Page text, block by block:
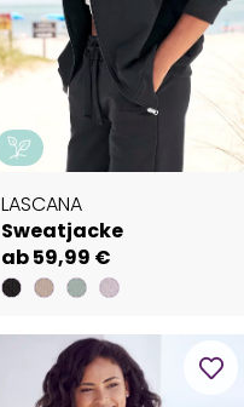
LASCANA
Sweatjacke
ab 59,99 €